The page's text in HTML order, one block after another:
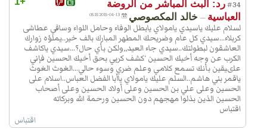
ابن طاوُس والشّيخ المفيد وغيرهما ذيلوها
قائلين: ثمّ انحرف الى عند الرّأس فصلّ
ركعتين ثمّ صلّ بعدهما ما بدا لك وادعُ الله
كثيراً وقُل عقيب الرّكعات :
اَللّـهُمَّ صَلِّ عَلى مُحَمَّد وَآلِ مُحَمَّد، وَلا تَدَعْ
لي فِي هذَا الْمَكانِ الْمُكَرَّمِ وَالْمَشْهَدِ
الْمُعَظَّمِ ذَنْباً اِلاّ غَفَرْتَهُ، وَلا هَمّاً اِلاّ فَرَّجَتَهُ،
وَلا مَرَضاً اِلاّ شَفَيْتَهُ، وَلا عَيْباً اِلاّ سَتَرْتَهُ، وَلا
رِزْقاً اِلاّ بَسَطْتَهُ، وَلا خَوْفاً الاّ آمَنْتَهُ، وَلا
#34رد: البث المباشر من الروضة
العباسية — خالد المكصوصي 2015-04-13 05:15
لسلام عليك ياسيدي يامولاي يابطل الوفاء وحامل اللواء وساقي عطاشى
كربلاء...سيدي كل عام وضريحك المطهر المبارك بالف خير..يملؤه زوارك
العاشقون لبطولتك..سيدي جاء العيد,,ولكن بأي حال؟...سيدي ياكاشف
الكرب عن وجه أخيك الحسين ‘كشف كربي بحق أخيك الحسين فإني
علىيقين بأنك تسمع كلامي وعلم ضري وسوء حالي...الغوث الغوث
ياقمر بني هاشم..السلم عليك يامولاي ياأبا الفضل العباس..اسلام على
الحسين وعلى علي بن الحسين وعلى أولاد الحسين وعلى أصحاب
الحسين الذين بذلوا مهجهم دون الحسين ورحمة الله وبركاته
اقتباس
اقتباس